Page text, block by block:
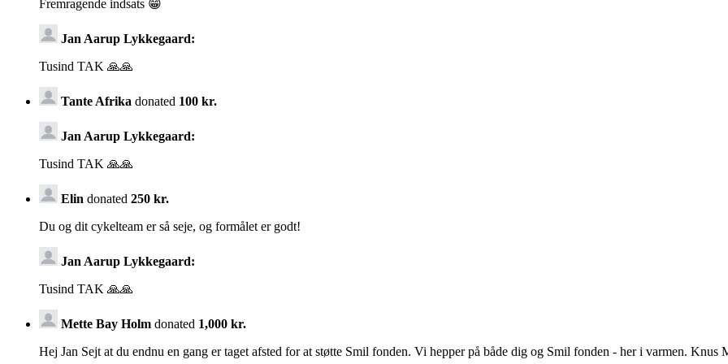
Fremragende indsats 😁
Jan Aarup Lykkegaard:
Tusind TAK 🙏🙏
Tante Afrika donated 100 kr.
Jan Aarup Lykkegaard:
Tusind TAK 🙏🙏
Elin donated 250 kr.
Du og dit cykelteam er så seje, og formålet er godt!
Jan Aarup Lykkegaard:
Tusind TAK 🙏🙏
Mette Bay Holm donated 1,000 kr.
Hej Jan Sejt at du endnu en gang er taget afsted for at støtte Smil fonden. Vi hepper på både dig og Smil fonden - her i varmen. Knus